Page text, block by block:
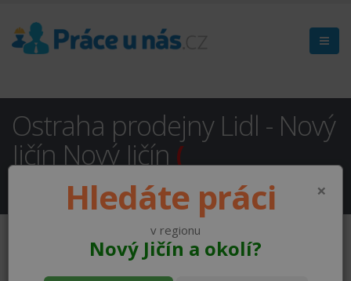
Ostraha prodejny Lidl - Nový
Jičín Nový Jičín (
NEAKTUÁLNÍ ) ×
Hledáte práci
v regionu
Nový Jičín a okolí?